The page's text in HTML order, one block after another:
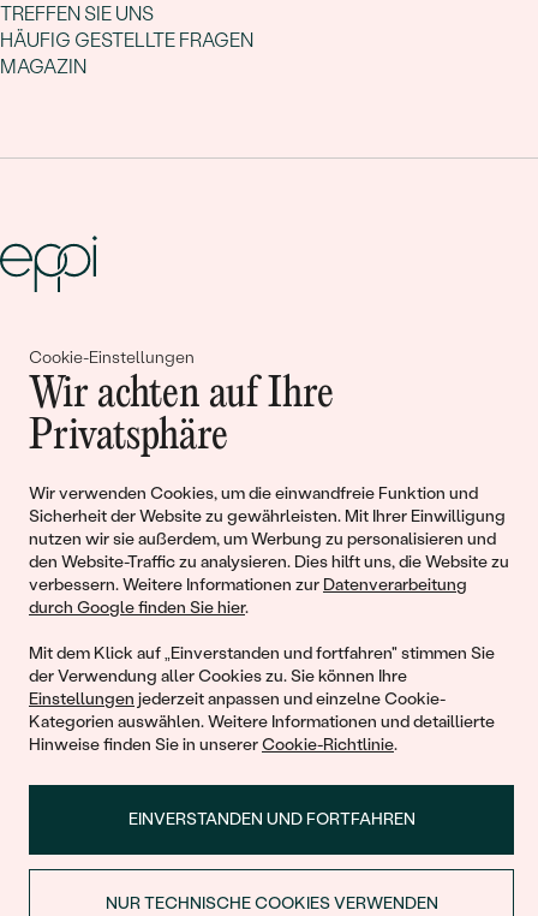
Cookie-Einstellungen
Wir achten auf Ihre
Privatsphäre
Wir verwenden Cookies, um die einwandfreie Funktion und
Sicherheit der Website zu gewährleisten. Mit Ihrer Einwilligung
nutzen wir sie außerdem, um Werbung zu personalisieren und
den Website-Traffic zu analysieren. Dies hilft uns, die Website zu
verbessern. Weitere Informationen zur Datenverarbeitung
durch Google finden Sie hier.
Mit dem Klick auf „Einverstanden und fortfahren" stimmen Sie
der Verwendung aller Cookies zu. Sie können Ihre
Einstellungen jederzeit anpassen und einzelne Cookie-
Kategorien auswählen. Weitere Informationen und detaillierte
Hinweise finden Sie in unsererCookie-Richtlinie.
EINVERSTANDEN UND FORTFAHREN
NUR TECHNISCHE COOKIES VERWENDEN
TREFFEN SIE UNS
HÄUFIG GESTELLTE FRAGEN
MAGAZIN
Gemeinsam erschaffen wir
Geschichten von Schönheit und
Liebe
Begleiten Sie uns!
© 2011 - 2026, Eppi.de